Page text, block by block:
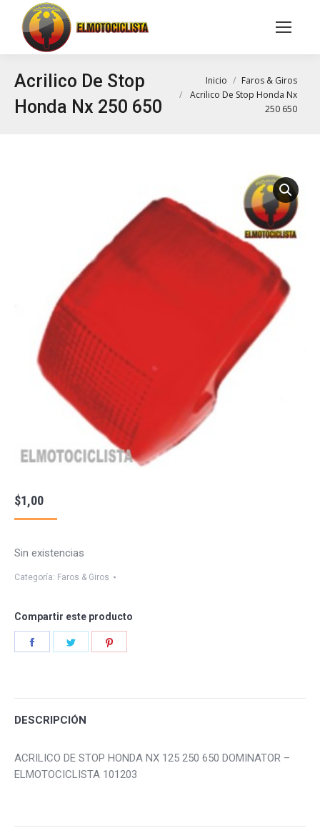
Buscar:
Acrilico De Stop
Honda Nx 250 650
Estás aquí:Inicio
Faros & Giros
Acrilico De Stop Honda Nx
250 650
$1,00
Sin existencias
Categoría: Faros & Giros
Compartir este producto
DESCRIPCIÓN
ACRILICO DE STOP HONDA NX 125 250 650 DOMINATOR –
ELMOTOCICLISTA 101203